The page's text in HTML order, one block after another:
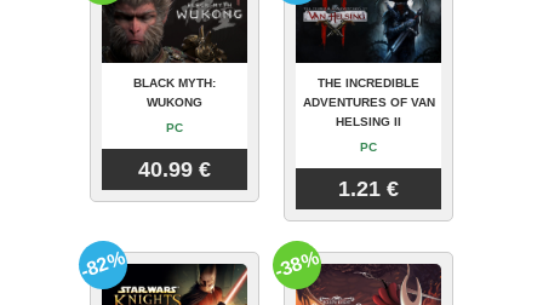
BLACK MYTH:
WUKONG
PC
40.99 €
THE INCREDIBLE
ADVENTURES OF VAN
HELSING II
PC
1.21 €
-82% -38%